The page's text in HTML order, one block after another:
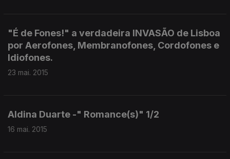
"É de Fones!" a verdadeira INVASÃO de Lisboa
por Aerofones, Membranofones, Cordofones e
Idiofones.
23 mai. 2015
Aldina Duarte -" Romance(s)" 1/2
16 mai. 2015